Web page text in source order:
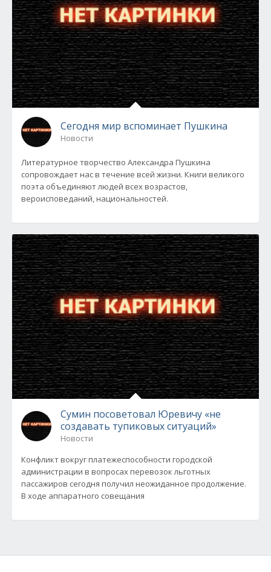
Сегодня мир вспоминает Пушкина
Новости
Литературное творчество Александра Пушкина
сопровождает нас в течение всей жизни. Книги великого
поэта объединяют людей всех возрастов,
вероисповеданий, национальностей.
Сумин посоветовал Юревичу «не
создавать тупиковых ситуаций»
Новости
Конфликт вокруг платежеспособности городской
администрации в вопросах перевозок льготных
пассажиров сегодня получил неожиданное продолжение.
В ходе аппаратного совещания